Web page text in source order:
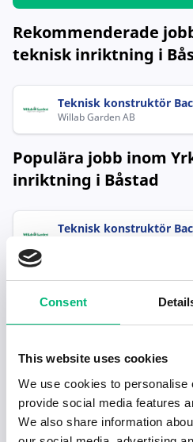
Consent
This website uses cookies
We use cookies to personalise
provide social media features
We also share information
Rekommenderade
teknisk inriktning i
Teknisk konstruktör
Willab Garden AB
Populära jobb inom
inriktning i Båstad
Teknisk konstruktör
Senaste
Visa fler artiklar